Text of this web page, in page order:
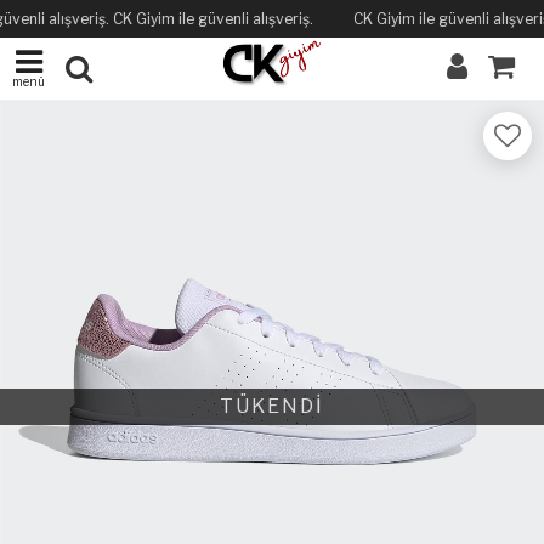
alışveriş. CK Giyim ile güvenli alışveriş. CK Giyim ile güvenli
menü
TÜKENDİ